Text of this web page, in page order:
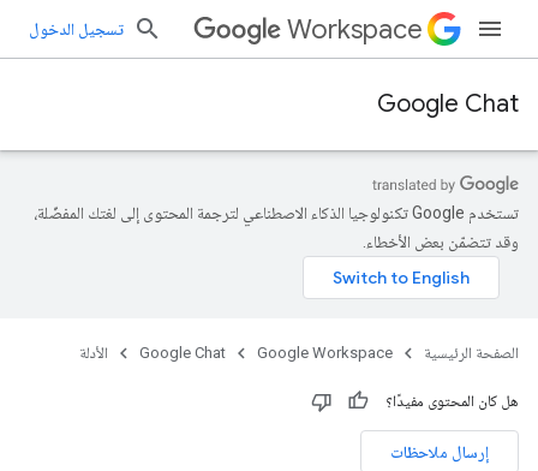
Workspace تسجيل الدخول
Google Chat
تستخدم Google تكنولوجيا الذكاء الاصطناعي لترجمة المحتوى إلى لغتك المفضّلة،
وقد تتضمّن بعض الأخطاء.
الصفحة الرئيسية Google Workspace
Google Chat الأدلة
هل كان المحتوى مفيدًا؟
إرسال ملاحظات